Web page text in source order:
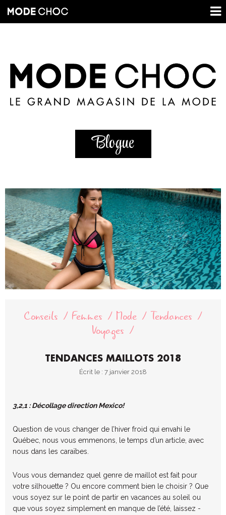
Blogue
Conseils Femmes Mode
Tendances
Voyages
TENDANCES MAILLOTS 2018
Écrit le : 7 janvier 2018
3,2,1 : Décollage direction Mexico!
Question de vous changer de l’hiver froid qui envahi le
Québec, nous vous emmenons, le temps d’un article, avec
nous dans les caraïbes.
Vous vous demandez quel genre de maillot est fait pour
votre silhouette ? Ou encore comment bien le choisir ? Que
vous soyez sur le point de partir en vacances au soleil ou
que vous soyez simplement en manque de l’été, laissez -